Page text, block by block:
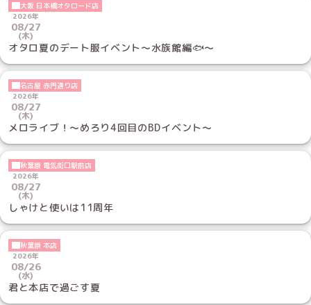
大阪 日本橋オタロード店
2026年
08/27
(木)
オタロ夏のデート服イベント～水族館編🐟～
名古屋 赤門通り店
2026年
08/27
(木)
メロライブ！〜めろり4回目のBDイベント〜
秋葉原 電気街口駅前店
2026年
08/27
(木)
しゃけと使いは11周年
秋葉原 本店
2026年
08/26
(水)
君と本店で過ごす夏